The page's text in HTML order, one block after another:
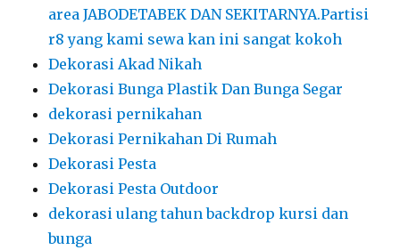
area JABODETABEK DAN SEKITARNYA.Partisi
r8 yang kami sewa kan ini sangat kokoh
Dekorasi Akad Nikah
Dekorasi Bunga Plastik Dan Bunga Segar
dekorasi pernikahan
Dekorasi Pernikahan Di Rumah
Dekorasi Pesta
Dekorasi Pesta Outdoor
dekorasi ulang tahun backdrop kursi dan
bunga